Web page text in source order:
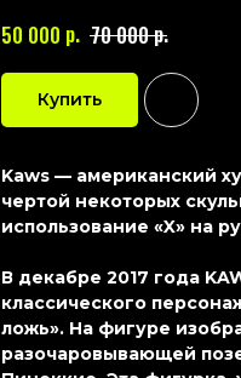
50 000 р. 70 000р.
Купить
Kaws — американский
чертой некоторых
использование «X» на
В декабре 2017 года
классического
ложь». На фигуре
разочаровывающей